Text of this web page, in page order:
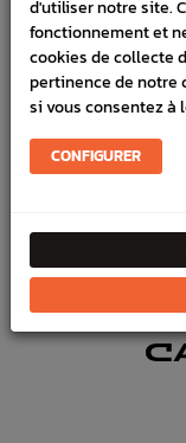
Marque :SUBARU
Référence :2481
En stock :1
FICHE TECHNIQUE
d'utiliser notre site.
fonctionnement et
cookies de collecte
pertinence de notre
si vous consentez à
CONFIGURER